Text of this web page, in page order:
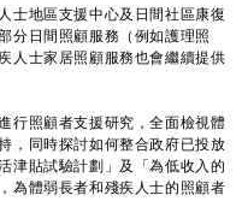
地區支援中心及日間社區康復
分日間照顧服務（例如護理照
人士家居照顧服務也會繼續提供
行照顧者支援研究，全面檢視體
，同時探討如何整合政府已投放
津貼試驗計劃」及「為低收入的
為體弱長者和殘疾人士的照顧者